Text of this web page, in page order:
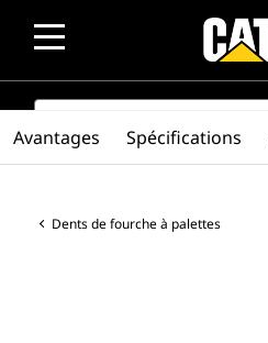
SEARCH
Dents de fourche à palettes
Avantages Spécifications